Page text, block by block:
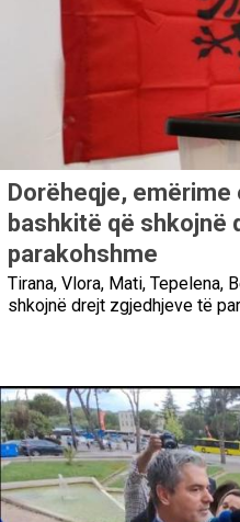
Dorëheqje,
bashkitë që shkojnë
parakohshme
Tirana, Vlora, Mati, Tepelena,
shkojnë drejt zgjedhjeve të